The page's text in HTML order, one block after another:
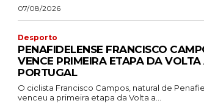
07/08/2026
Desporto
PENAFIDELENSE FRANCISCO
VENCE PRIMEIRA ETAPA DA VOLTA
PORTUGAL
O ciclista Francisco Campos, natural de
venceu a primeira etapa da Volta a...